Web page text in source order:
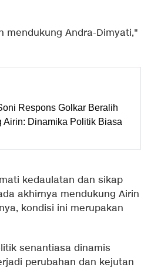
mendukung Andra-Dimyati,"
Respons Golkar Beralih
Airin: Dinamika Politik Biasa
kedaulatan dan sikap
akhirnya mendukung Airin
kondisi ini merupakan
senantiasa dinamis
perubahan dan kejutan